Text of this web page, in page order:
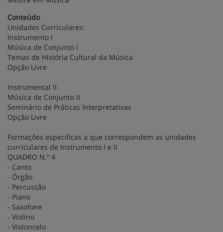
Conteúdo
Unidades Curriculares:
Instrumento I
Música de Conjunto I
Temas de História Cultural da Música
Opção Livre
Instrumental II
Música de Conjunto II
Seminário de Práticas Interpretativas
Opção Livre
Formações específicas a que correspondem as unidades
curriculares de Instrumento I e II
QUADRO N.º 4
- Canto
- Órgão
- Percussão
- Piano
- Saxofone
- Violino
- Violoncelo